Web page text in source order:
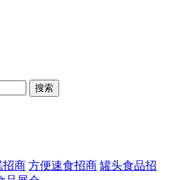
招商 方便速食招商 罐头食品招